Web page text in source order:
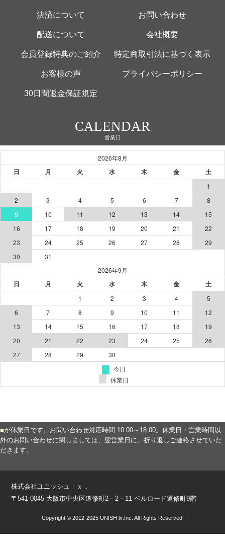
決済について お問い合わせ
配送について 会社概要
会員登録特典のご紹介 特定商取引法に基づく表示
お客様の声 プライバシーポリシー
30日間返金保証規定
CALENDAR
営業日
■が休業日です。お問い合わせ対応時間 10:00～18:00。休業日・営業時間以
外のお問い合わせに関しましては、翌営業日に、折り返しご連絡させていた
だきます。
株式会社ユニッシュｌｘ．
〒541-0045 大阪市中央区道修町2－2－11 ベルロード道修町9階
Copyright © 2012-2025 UNISH lx.Inc. All Rights Reserved.